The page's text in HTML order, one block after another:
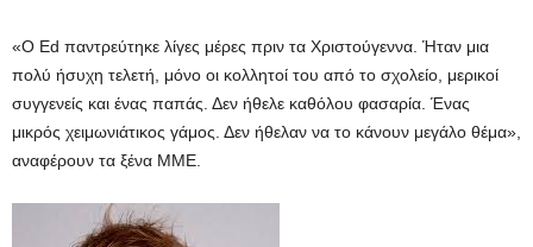
«Ο Ed παντρεύτηκε λίγες μέρες πριν τα Χριστούγεννα. Ήταν μια
πολύ ήσυχη τελετή, μόνο οι κολλητοί του από το σχολείο, μερικοί
συγγενείς και ένας παπάς. Δεν ήθελε καθόλου φασαρία. Ένας
μικρός χειμωνιάτικος γάμος. Δεν ήθελαν να το κάνουν μεγάλο θέμα»,
αναφέρουν τα ξένα ΜΜΕ.